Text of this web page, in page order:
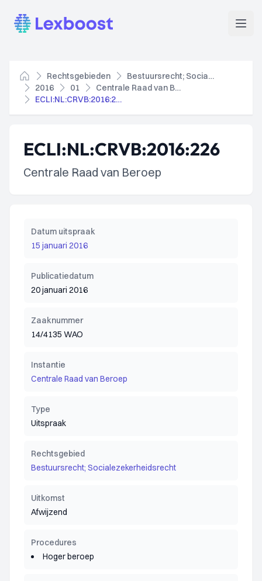
Lexboost
Home
Rechtsgebieden
Bestuursrecht; Socialezekerheidsrecht
2016
01
Centrale Raad van Beroep
ECLI:NL:CRVB:2016:226
ECLI:NL:CRVB:2016:226
Centrale Raad van Beroep
Datum uitspraak
15 januari 2016
Publicatiedatum
20 januari 2016
Zaaknummer
14/4135 WAO
Instantie
Centrale Raad van Beroep
Type
Uitspraak
Rechtsgebied
Bestuursrecht; Socialezekerheidsrecht
Uitkomst
Afwijzend
Procedures
Hoger beroep